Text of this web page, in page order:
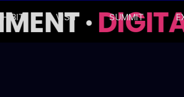
VISIT SUMMIT
·